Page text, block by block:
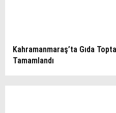
Kahramanmaraş’ta Gıda
Tamamlandı